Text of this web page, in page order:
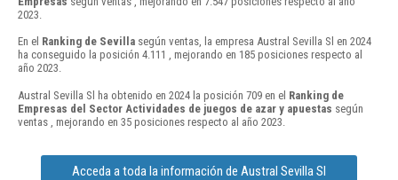
2023.
En el Ranking de Sevilla según ventas, la empresa Austral Sevilla Sl en 2024
ha conseguido la posición 4.111 , mejorando en 185 posiciones respecto al
año 2023.
Austral Sevilla Sl ha obtenido en 2024 la posición 709 en el Ranking de
Empresas del Sector Actividades de juegos de azar y apuestas según
ventas , mejorando en 35 posiciones respecto al año 2023.
Acceda a toda la información de Austral Sevilla Sl